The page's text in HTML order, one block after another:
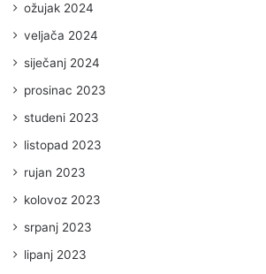
ožujak 2024
veljača 2024
siječanj 2024
prosinac 2023
studeni 2023
listopad 2023
rujan 2023
kolovoz 2023
srpanj 2023
lipanj 2023